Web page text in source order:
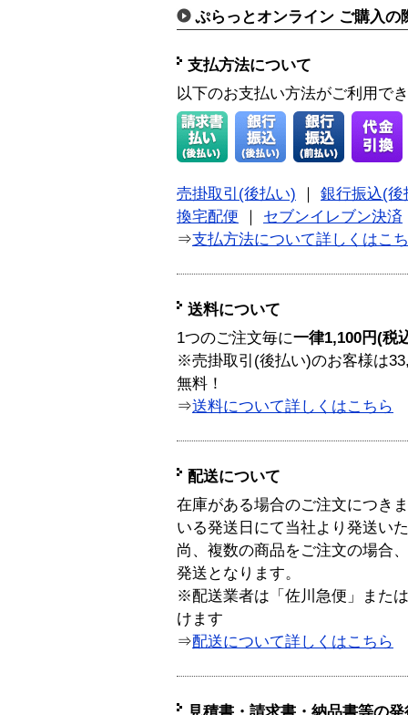
ぷらっとオンライン ご購入の
支払方法について
以下のお支払い方法がご利用で
売掛取引(後払い)
銀行振込(後
換宅配便
セブンイレブン決済
⇒支払方法について詳しくはこ
送料について
1つのご注文毎に一律1,100円(税
※売掛取引(後払い)のお客様は
無料！
⇒送料について詳しくはこちら
配送について
在庫がある場合のご注文につき
いる発送日にて当社より発送い
尚、複数の商品をご注文の場合
発送となります。
※配送業者は「佐川急便」また
けます
⇒配送について詳しくはこちら